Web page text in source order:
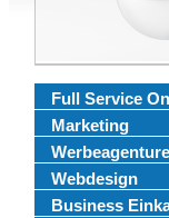
Full Service
Marketing
Webdesign
Business